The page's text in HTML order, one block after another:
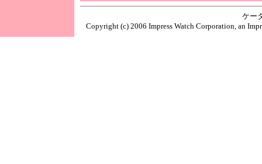
ケー
Copyright (c) 2006 Impress Watch Corporation, an